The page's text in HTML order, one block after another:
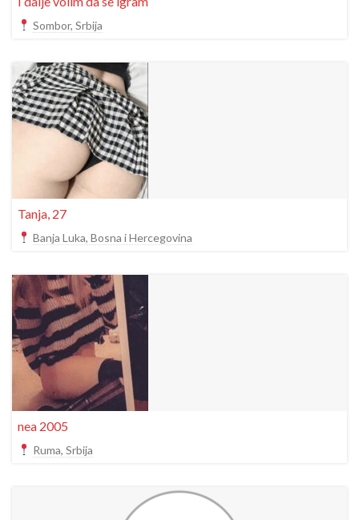
Sombor, Srbija
Tanja, 27
Banja Luka, Bosna i Hercegovina
nea 2005
Ruma, Srbija